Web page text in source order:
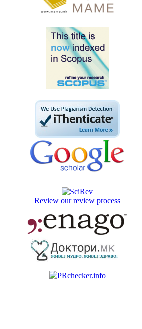
Review our review process